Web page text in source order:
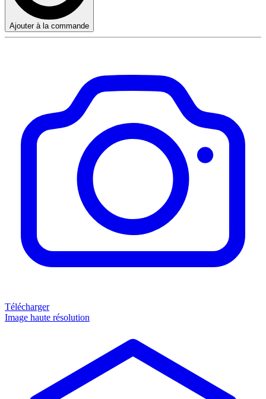
Ajouter à la commande
Télécharger
Image haute résolution